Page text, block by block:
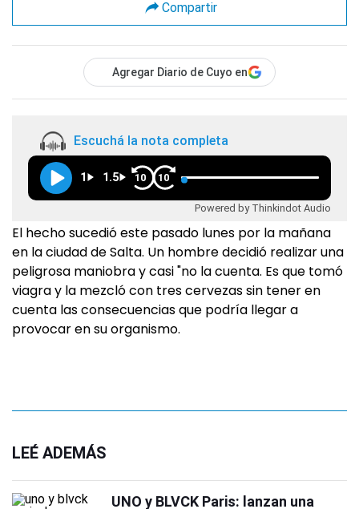
Compartir
Agregar Diario de Cuyo en
Escuchá la nota completa
1 1.5 10 10
Powered by Thinkindot Audio
El hecho sucedió este pasado lunes por la mañana
en la ciudad de Salta. Un hombre decidió realizar una
peligrosa maniobra y casi "no la cuenta. Es que tomó
viagra y la mezcló con tres cervezas sin tener en
cuenta las consecuencias que podría llegar a
provocar en su organismo.
LEÉ ADEMÁS
UNO y BLVCK Paris: lanzan una